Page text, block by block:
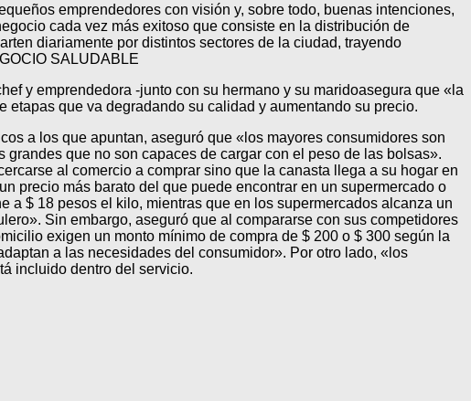
emprendedores con visión y, sobre todo, buenas intenciones,
cada vez más exitoso que consiste en la distribución de
diariamente por distintos sectores de la ciudad, trayendo
SALUDABLE
y emprendedora -junto con su hermano y su maridoasegura que «la
que va degradando su calidad y aumentando su precio.
a los que apuntan, aseguró que «los mayores consumidores son
que no son capaces de cargar con el peso de las bolsas».
al comercio a comprar sino que la canasta llega a su hogar en
precio más barato del que puede encontrar en un supermercado o
$ 18 pesos el kilo, mientras que en los supermercados alcanza un
Sin embargo, aseguró que al compararse con sus competidores
exigen un monto mínimo de compra de $ 200 o $ 300 según la
a las necesidades del consumidor». Por otro lado, «los
incluido dentro del servicio.